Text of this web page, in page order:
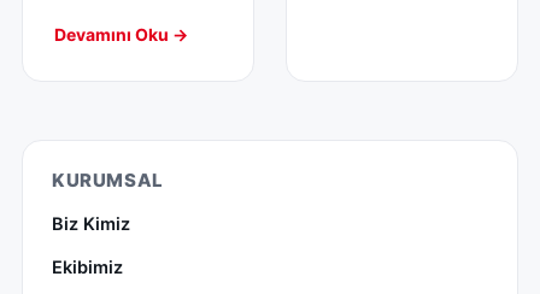
Devamını Oku →
KURUMSAL
Biz Kimiz
Ekibimiz